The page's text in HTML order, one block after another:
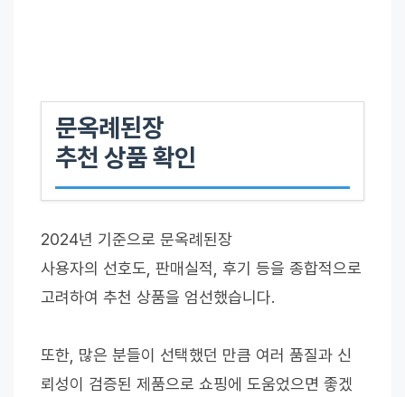
문옥례된장
추천 상품 확인
2024년 기준으로 문옥례된장
사용자의 선호도, 판매실적, 후기 등을 종합적으로
고려하여 추천 상품을 엄선했습니다.
또한, 많은 분들이 선택했던 만큼 여러 품질과 신
뢰성이 검증된 제품으로 쇼핑에 도움었으면 좋겠